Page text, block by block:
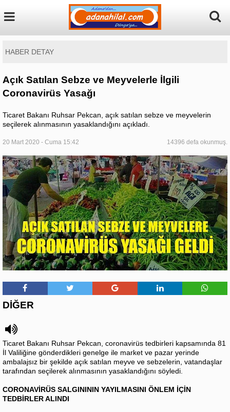
HABER DETAY
Açık Satılan Sebze ve Meyvelerle İlgili
Coronavirüs Yasağı
Ticaret Bakanı Ruhsar Pekcan, açık satılan sebze ve meyvelerin
seçilerek alınmasının yasaklandığını açıkladı.
20 Mart 2020 - Cuma 15:42 14396 defa okunmuş.
DİĞER
Ticaret Bakanı Ruhsar Pekcan, coronavirüs tedbirleri kapsamında 81
İl Valiliğine gönderdikleri genelge ile market ve pazar yerinde
ambalajsız bir şekilde açık satılan meyve ve sebzelerin, vatandaşlar
tarafından seçilerek alınmasının yasaklandığını söyledi.
CORONAVİRÜS SALGINININ YAYILMASINI ÖNLEM İÇİN
TEDBİRLER ALINDI